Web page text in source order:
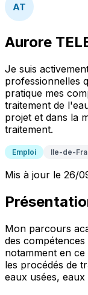
AT
Aurore
Je suis
professionnelles
pratique mes
traitement de
projet et dans la
traitement.
Emploi Ile-de-
Mis à jour le 26/
Mon parcours
des compétences
notamment en
les procédés de
eaux usées, eaux